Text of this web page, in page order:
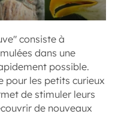
consiste à
dans une
possible.
pour les petits curieux
de stimuler leurs
de nouveaux